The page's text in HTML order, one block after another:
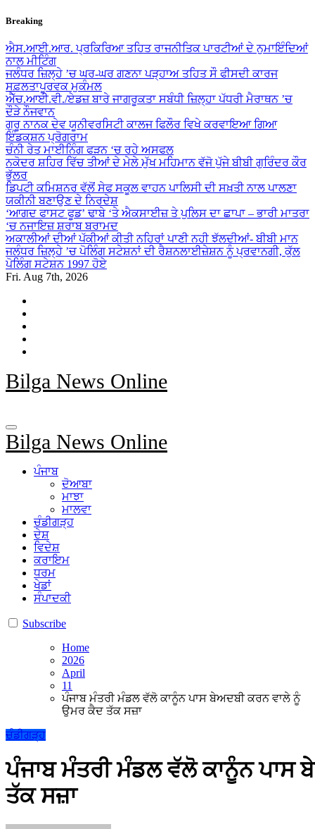
Skip
content
Breaking
ਐਸ.ਆਈ.ਆਰ. ਪ੍ਰਕਿਰਿਆ ਤਹਿਤ ਰਾਜਨੀਤਿਕ ਪਾਰਟੀਆਂ ਦੇ ਨੁਮਾਇੰਦਿਆਂ
ਨਾਲ ਮੀਟਿੰਗ
ਜਲੰਧਰ ਜ਼ਿਲ੍ਹੇ ’ਚ ਘਰ-ਘਰ ਗਣਨਾ ਪੜ੍ਹਾਅ ਤਹਿਤ ਸੌ ਫੀਸਦੀ ਕਾਰਜ
ਸਫ਼ਲਤਾਪੂਰਵਕ ਮੁਕੰਮਲ
ਐੱਚ.ਆਈ.ਵੀ./ਏਡਜ਼ ਬਾਰੇ ਜਾਗਰੂਕਤਾ ਸਬੰਧੀ ਜ਼ਿਲ੍ਹਾ ਪੱਧਰੀ ਮੈਰਾਥਨ ’ਚ
ਦੌੜੇ ਨੌਜਵਾਨ
ਗੁਰੂ ਨਾਨਕ ਦੇਵ ਯੂਨੀਵਰਸਿਟੀ ਕਾਲਜ ਫਿਲੌਰ ਵਿਖੇ ਕਰਵਾਇਆ ਗਿਆ
ਇੰਡਕਸ਼ਨ ਪ੍ਰੋਗਰਾਮ
ਚੰਨੀ ਰੇਤ ਮਾਈਨਿੰਗ ਫੜਨ ‘ਚ ਰਹੇ ਅਸਫਲ
ਨਕੋਦਰ ਸ਼ਹਿਰ ਵਿੱਚ ਤੀਆਂ ਦੇ ਮੇਲੇ ਮੁੱਖ ਮਹਿਮਾਨ ਵੱਜੋ ਪੁੱਜੇ ਬੀਬੀ ਗੁਰਿੰਦਰ ਕੌਰ
ਭੁੱਲਰ
ਡਿਪਟੀ ਕਮਿਸ਼ਨਰ ਵੱਲੋਂ ਸੇਫ ਸਕੂਲ ਵਾਹਨ ਪਾਲਿਸੀ ਦੀ ਸਖ਼ਤੀ ਨਾਲ ਪਾਲਣਾ
ਯਕੀਨੀ ਬਣਾਉਣ ਦੇ ਨਿਰਦੇਸ਼
‘ਆਗਦ ਫਾਸਟ ਫੂਡ’ ਢਾਬੇ ‘ਤੇ ਐਕਸਾਈਜ਼ ਤੇ ਪੁਲਿਸ ਦਾ ਛਾਪਾ – ਭਾਰੀ ਮਾਤਰਾ
‘ਚ ਨਜਾਇਜ਼ ਸ਼ਰਾਬ ਬਰਾਮਦ
ਅਕਾਲੀਆਂ ਦੀਆਂ ਪੱਕੀਆਂ ਕੀਤੀ ਨਹਿਰਾਂ ਪਾਣੀ ਨਹੀ ਝੱਲਦੀਆਂ- ਬੀਬੀ ਮਾਨ
ਜਲੰਧਰ ਜ਼ਿਲ੍ਹੇ ’ਚ ਪੋਲਿੰਗ ਸਟੇਸ਼ਨਾਂ ਦੀ ਰੈਸ਼ਨਲਾਈਜ਼ੇਸ਼ਨ ਨੂੰ ਪ੍ਰਵਾਨਗੀ, ਕੁੱਲ
ਪੋਲਿੰਗ ਸਟੇਸ਼ਨ 1997 ਹੋਏ
Fri. Aug 7th, 2026
Bilga News Online
Bilga News Online
ਪੰਜਾਬ
ਦੋਆਬਾ
ਮਾਝਾ
ਮਾਲਵਾ
ਚੰਡੀਗੜ੍ਹ
ਦੇਸ਼
ਵਿਦੇਸ਼
ਕਰਾਇਮ
ਧਰਮ
ਖੇਡਾਂ
ਸੰਪਾਦਕੀ
Subscribe
Home
2026
April
11
ਪੰਜਾਬ ਮੰਤਰੀ ਮੰਡਲ ਵੱਲੋ ਕਾਨੂੰਨ ਪਾਸ ਬੇਅਦਬੀ ਕਰਨ ਵਾਲੇ ਨੂੰ
ਉਮਰ ਕੈਦ ਤੱਕ ਸਜ਼ਾ
ਚੰਡੀਗੜ੍ਹ
ਪੰਜਾਬ ਮੰਤਰੀ ਮੰਡਲ ਵੱਲੋ ਕਾਨੂੰਨ ਪਾਸ
ਤੱਕ ਸਜ਼ਾ